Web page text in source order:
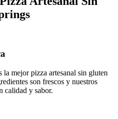
mejor pizza artesanal sin gluten
son frescos y nuestros
calidad y sabor.